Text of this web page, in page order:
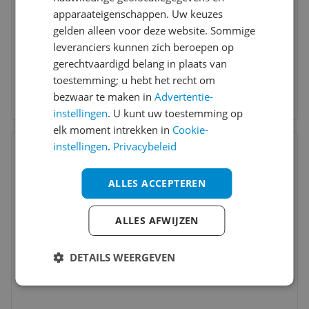
Vergelijken
Bekijk product
apparaateigenschappen. Uw keuzes
gelden alleen voor deze website. Sommige
leveranciers kunnen zich beroepen op
gerechtvaardigd belang in plaats van
toestemming; u hebt het recht om
bezwaar te maken inAdvertentie-
instellingen. U kunt uw toestemming op
elk moment intrekken in Cookie-
instellingen. Privacybeleid
ALLES ACCEPTEREN
ALLES AFWIJZEN
DETAILS WEERGEVEN